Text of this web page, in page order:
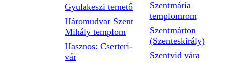
Gyulakeszi temető
Háromudvar Szent
Mihály templom
Hasznos: Cserteri-
vár
Szentmária
templomrom
Szentmárton
(Szenteskirály)
Szentvid vára